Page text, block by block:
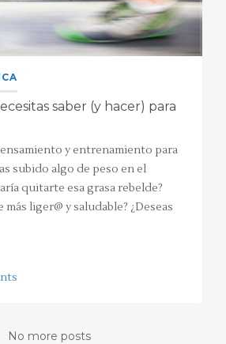
saber (y hacer) para
y entrenamiento para
subido algo de peso en el
quitarte esa grasa rebelde?
liger@ y saludable? ¿Deseas
No more posts